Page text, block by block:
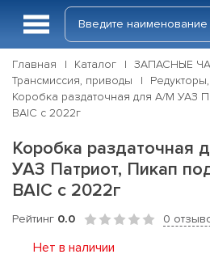
Главная Каталог
ЗАПАСНЫЕ
Трансмиссия, приводы
Коробка раздаточная для А/М УАЗ
BAIC с 2022г
Коробка раздаточная
УАЗ Патриот, Пикап
BAIC с 2022г
Рейтинг 0.0 0
Нет в наличии